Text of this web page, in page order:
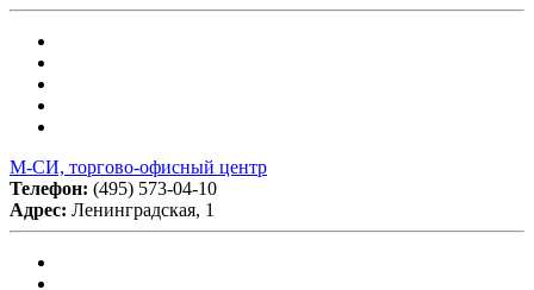
М-СИ, торгово-офисный центр
Телефон: (495) 573-04-10
Адрес: Ленинградская, 1